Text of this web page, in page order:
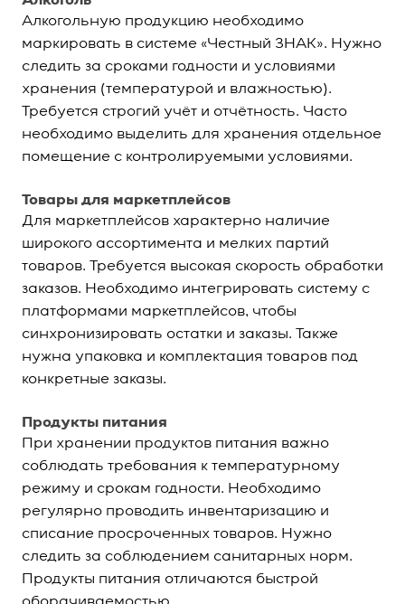
Алкогольную продукцию необходимо
маркировать в системе «Честный ЗНАК». Нужно
следить за сроками годности и условиями
хранения (температурой и влажностью).
Требуется строгий учёт и отчётность. Часто
необходимо выделить для хранения отдельное
помещение с контролируемыми условиями.
Товары для маркетплейсов
Для маркетплейсов характерно наличие
широкого ассортимента и мелких партий
товаров. Требуется высокая скорость обработки
заказов. Необходимо интегрировать систему с
платформами маркетплейсов, чтобы
синхронизировать остатки и заказы. Также
нужна упаковка и комплектация товаров под
конкретные заказы.
Продукты питания
При хранении продуктов питания важно
соблюдать требования к температурному
режиму и срокам годности. Необходимо
регулярно проводить инвентаризацию и
списание просроченных товаров. Нужно
следить за соблюдением санитарных норм.
Продукты питания отличаются быстрой